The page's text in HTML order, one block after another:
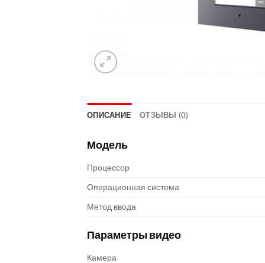
ОПИСАНИЕ ОТЗЫВЫ (0)
Модель
Процессор
Операционная система
Метод ввода
Параметры видео
Камера